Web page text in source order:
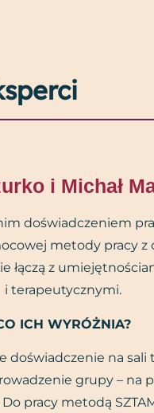
i Michał
doświadczeniem
metody pracy z
łączą z
i terapeutycznymi.
ICH WYRÓŻNIA?
doświadczenie na sali
grupy – na
pracy metodą